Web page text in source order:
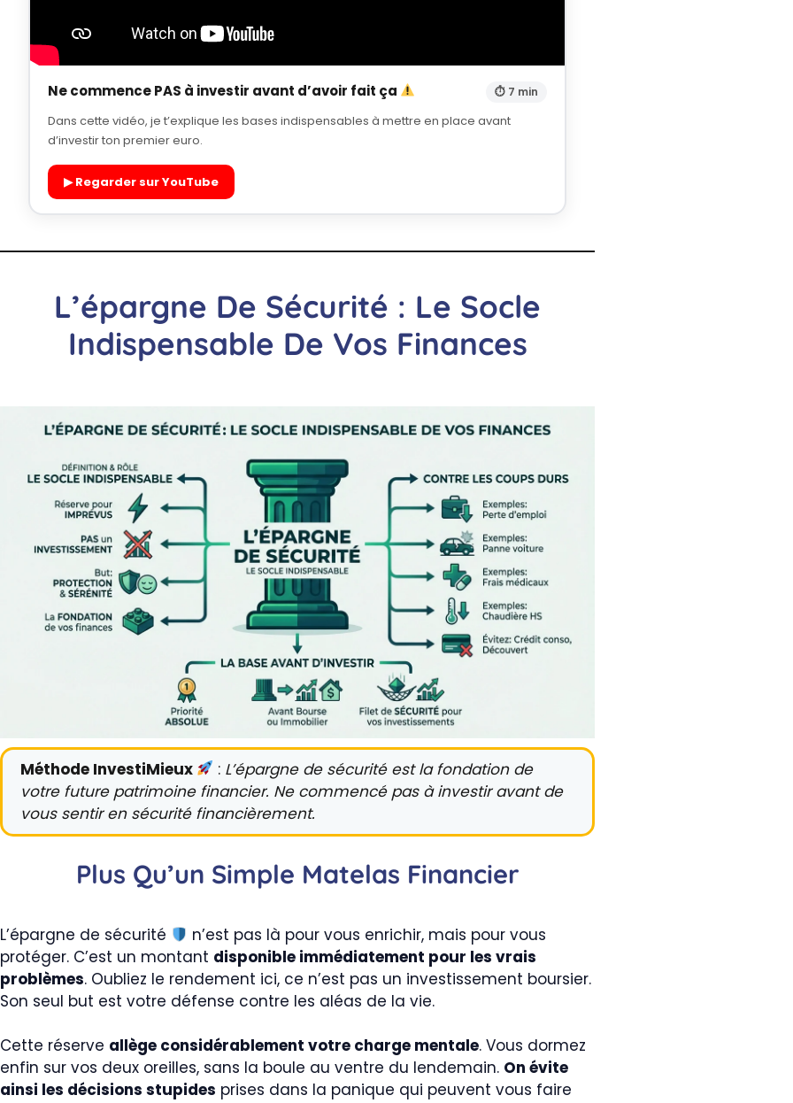
Ne commence PAS à investir avant d’avoir fait ça ⏱ 7 min
Dans cette vidéo, je t’explique les bases indispensables à mettre en place avant
d’investir ton premier euro.
▶ Regarder sur YouTube
L’épargne De Sécurité : Le Socle
Indispensable De Vos Finances
Méthode InvestiMieux : L’épargne de sécurité est la fondation de
votre future patrimoine financier. Ne commencé pas à investir avant de
vous sentir en sécurité financièrement.
Plus Qu’un Simple Matelas Financier
L’épargne de sécurité
n’est pas là pour vous enrichir, mais pour vous
protéger. C’est un montant disponible immédiatement pour les vrais
problèmes. Oubliez le rendement ici, ce n’est pas un investissement boursier.
Son seul but est votre défense contre les aléas de la vie.
Cette réserve allège considérablement votre charge mentale. Vous dormez
enfin sur vos deux oreilles, sans la boule au ventre du lendemain. On évite
ainsi les décisions stupides prises dans la panique qui peuvent vous faire